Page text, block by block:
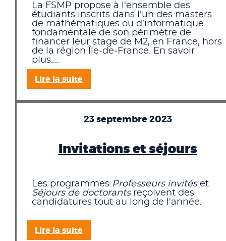
La FSMP propose à l'ensemble des
étudiants inscrits dans l’un des masters
de mathématiques ou d’informatique
fondamentale de son périmètre de
financer leur stage de M2, en France, hors
de la région Île‑de‑France. En savoir
plus....
Lire la suite
23 septembre 2023
Invitations et séjours
Les programmes Professeurs invitéset
Séjours de doctorantsreçoivent des
candidatures tout au long de l'année.
Lire la suite